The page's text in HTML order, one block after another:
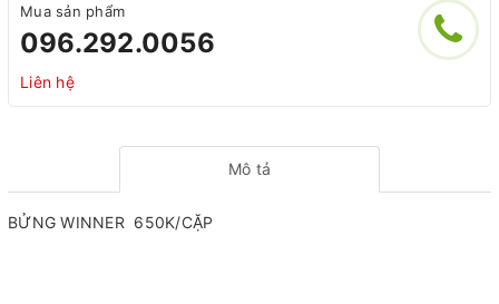
Mua sản phẩm
096.292.0056
Liên hệ
Mô tả
BỬNG WINNER 650K/CẶP